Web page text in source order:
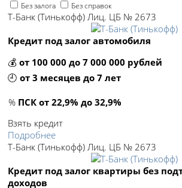
Без залога Без справок
Т-Банк (Тинькофф) Лиц. ЦБ № 2673
Кредит под залог автомобиля
💰от 100 000 до 7 000 000 рублей
🕘от 3 месяцев до 7 лет
% ПСК от 22,9% до 32,9%
Взять кредит
Подробнее
Т-Банк (Тинькофф) Лиц. ЦБ № 2673
Кредит под залог квартиры без
доходов